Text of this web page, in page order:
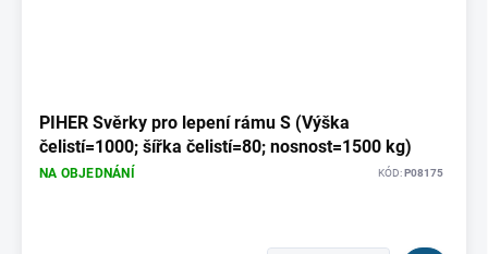
PIHER Svěrky pro lepení rámu S (Výška
čelistí=1000; šířka čelistí=80; nosnost=1500 kg)
NA OBJEDNÁNÍ KÓD:P08175